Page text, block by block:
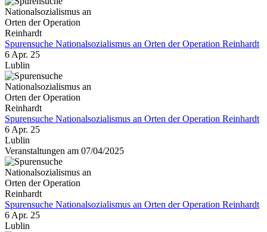
Spurensuche Nationalsozialismus an Orten der Operation Reinhardt
6 Apr. 25
Lublin
Spurensuche Nationalsozialismus an Orten der Operation Reinhardt
6 Apr. 25
Lublin
Veranstaltungen am 07/04/2025
Spurensuche Nationalsozialismus an Orten der Operation Reinhardt
6 Apr. 25
Lublin